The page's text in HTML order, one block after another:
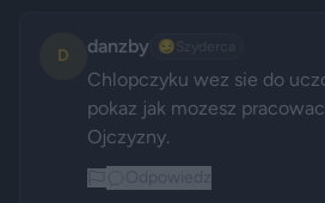
D danzby 😏
Chlopczyku wez sie do
pokaz jak mozesz
Ojczyzny.